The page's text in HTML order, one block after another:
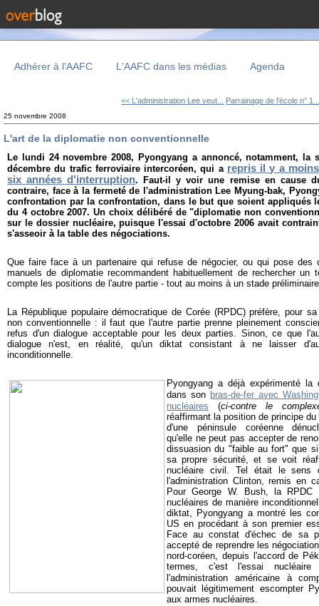
Adhérer à l'AAFC L'AAFC dans les médias Agenda
<< L'administration Lee veut... Parrainage de l'école n°
25 novembre 2008
L'art de la diplomatie non conventionnelle
Le lundi 24 novembre 2008, Pyongyang a annoncé, notamment, la
décembre du trafic ferroviaire intercoréen, qui a repris il y a
six années d'interruption. Faut-il y voir une remise en cause
contraire, face à la fermeté de l'administration Lee Myung-bak,
confrontation par la confrontation, dans le but que soient appliqués
du 4 octobre 2007. Un choix délibéré de "diplomatie non
sur le dossier nucléaire, puisque l'essai d'octobre 2006 avait
s'asseoir à la table des négociations.
Que faire face à un partenaire qui refuse de négocier, ou qui pose des
manuels de diplomatie recommandent habituellement de rechercher un
compte les positions de l'autre partie - tout au moins à un stade
La République populaire démocratique de Corée (RPDC) préfère, pour
non conventionnelle : il faut que l'autre partie prenne pleinement
refus d'un dialogue acceptable pour les deux parties. Sinon, ce que
dialogue n'est, en réalité, qu'un diktat consistant à ne laisser
inconditionnelle.
Pyongyang a déjà expérimenté la
dans son bras-de-fer avec
nucléaires (ci-contre le
réaffirmant la position de principe
d'une péninsule coréenne
qu'elle ne peut pas accepter de
dissuasion du "faible au fort" que
sa propre sécurité, et se voit
nucléaire civil. Tel était le sens
l'administration Clinton, remis en
Pour George W. Bush, la
nucléaires de manière
diktat, Pyongyang a montré les
US en procédant à son premier
Face au constat d'échec de sa
accepté de reprendre les
nord-coréen, depuis l'accord de
termes, c'est l'essai
l'administration américaine à
pouvait légitimement escompter
aux armes nucléaires.